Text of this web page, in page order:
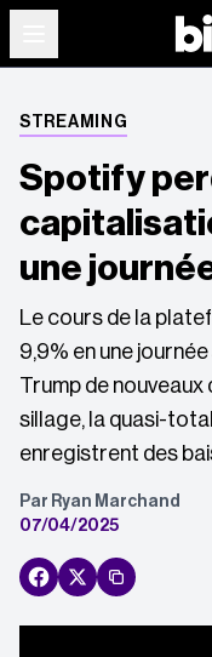
STREAMING
Spotify
une
Le cours de la
9,9% en une
Trump de nouveaux
sillage, la quasi-
enregistrent des
Par Ryan Marchand
07/04/2025